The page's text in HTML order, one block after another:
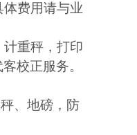
费用请与业
重秤，打印
校正服务。
、地磅，防